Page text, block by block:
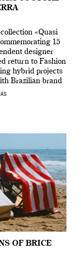
«Quasi
15
designer
return to Fashion
hybrid projects
Brazilian brand
of Francisco
OF BRICE